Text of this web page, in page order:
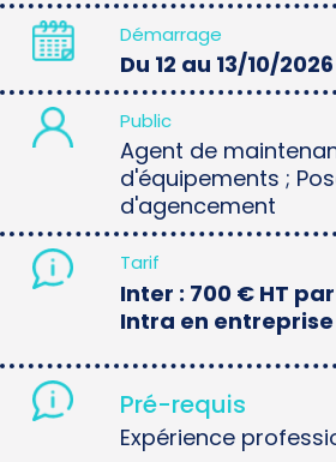
Démarrage
Du 12 au 13/10/2026
Public
Agent de
d'équipements ;
d'agencement
Tarif
Inter : 700 € HT
Intra en entreprise
Pré-requis
Expérience